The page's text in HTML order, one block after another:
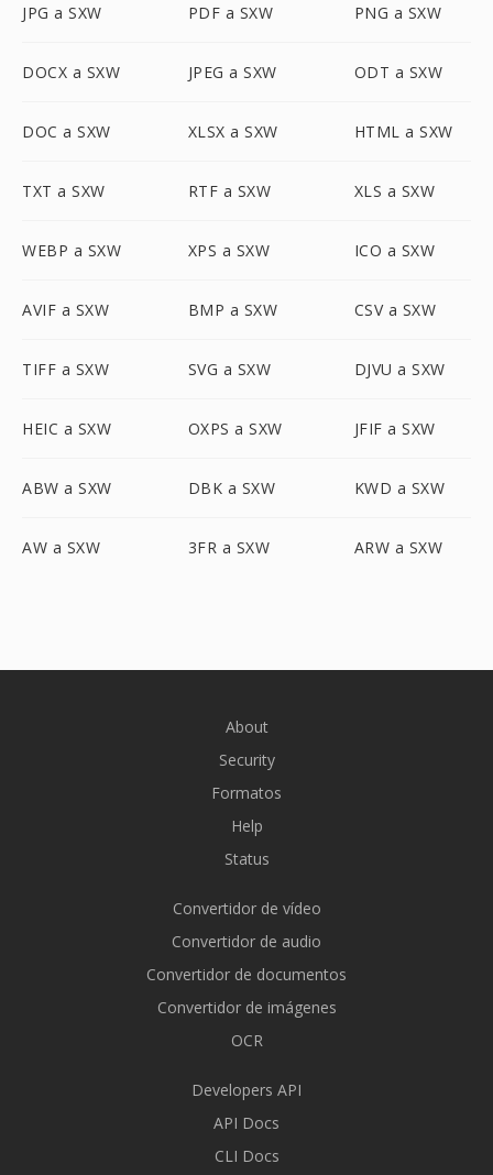
JPG a SXW PDF a SXW PNG a SXW
DOCX a SXW JPEG a SXW ODT a SXW
DOC a SXW XLSX a SXW HTML a SXW
TXT a SXW RTF a SXW XLS a SXW
WEBP a SXW XPS a SXW ICO a SXW
AVIF a SXW BMP a SXW CSV a SXW
TIFF a SXW SVG a SXW DJVU a SXW
HEIC a SXW OXPS a SXW JFIF a SXW
ABW a SXW DBK a SXW KWD a SXW
AW a SXW 3FR a SXW ARW a SXW
About
Security
Formatos
Help
Status
Convertidor de vídeo
Convertidor de audio
Convertidor de documentos
Convertidor de imágenes
OCR
Developers API
API Docs
CLI Docs